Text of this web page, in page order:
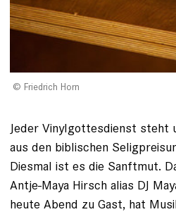
Friedrich Horn
Jeder Vinylgottesdienst steht
aus den biblischen
Diesmal ist es die ­Sanftmut.
Antje-­Maya Hirsch alias DJ
heute Abend zu Gast, hat